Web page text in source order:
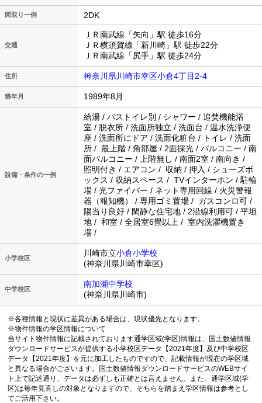
間取り一例 2DK
交通
ＪＲ南武線「矢向」駅 徒歩16分
ＪＲ横須賀線「新川崎」駅 徒歩22分
ＪＲ南武線「尻手」駅 徒歩24分
住所 神奈川県川崎市幸区小倉4丁目2-4
築年月 1989年8月
設備・条件の一例
給湯 / バストイレ別 / シャワー / 追焚機能浴
室 / 脱衣所 / 洗面所独立 / 洗面台 / 温水洗浄便
座 / 洗面所にドア / 洗面化粧台 / トイレ / 洗面
所 / 最上階 / 角部屋 / 2面採光 / バルコニー / 南
面バルコニー / 上階無し / 南面2室 / 南向き /
照明付き / エアコン / 収納 / 押入 / シューズボ
ックス / 収納スペース / TVインターホン / 駐輪
場 / 光ファイバー / ネット専用回線 / 火災警報
器（報知機） / 専用ゴミ置場 / ガスコンロ可 /
陽当り良好 / 閑静な住宅地 / 2沿線利用可 / 平坦
地 / 和室 / 全居室6畳以上 / 室内洗濯機置き
場 /
小学校区
川崎市立小倉小学校
(神奈川県川崎市幸区)
中学校区
南加瀬中学校
(神奈川県川崎市)
※各種情報と現状に差異がある場合は、現状優先となります。
※物件情報の学区情報について
当サイト物件情報に記載されております通学区域(学区)情報は、国土数値情報
ダウンロードサービスが提供する小学校区データ【2021年度】及び中学校区
データ【2021年度】を元に加工したものですので、記載情報が現在の学区域
と異なる場合がございます。国土数値情報ダウンロードサービスのWEBサイ
ト上で記述通り、データは必ずしも正確とは言えません。また、通学区域(学
区)は毎年見直しの対象となりますので、そちらを踏まえ学区情報は参考とし
てご活用下さい。